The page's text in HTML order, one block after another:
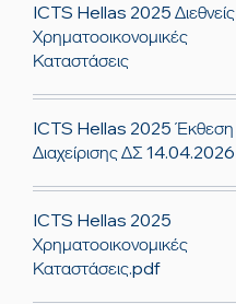
ICTS Hellas 2025 Διεθνείς
Χρηματοοικονομικές
Καταστάσεις
ICTS Hellas 2025 Έκθεση
Διαχείρισης ΔΣ 14.04.2026
ICTS Hellas 2025
Χρηματοοικονομικές
Καταστάσεις.pdf